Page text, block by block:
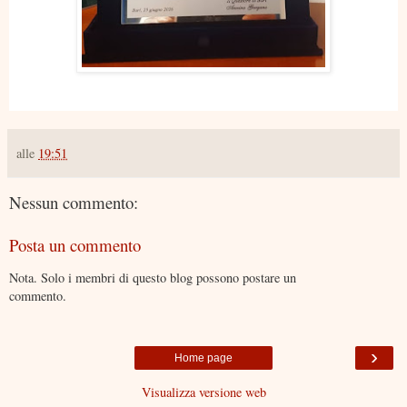
alle 19:51
Nessun commento:
Posta un commento
Nota. Solo i membri di questo blog possono postare un
commento.
›
Home page
Visualizza versione web